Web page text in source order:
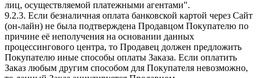
лиц, осуществляемой платежными агентами".
9.2.3. Если безналичная оплата банковской картой через Сайт
(он-лайн) не была подтверждена Продавцом Покупателю по
причине её неполучения на основании данных
процессингового центра, то Продавец должен предложить
Покупателю иные способы оплаты Заказа. Если оплатить
Заказ любым другим способом для Покупателя невозможно,